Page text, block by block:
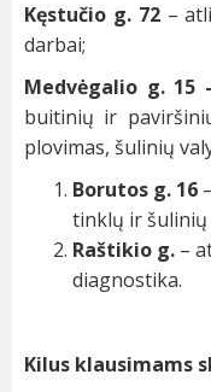
Kęstučio g. 72–
darbai;
Medvėgalio g. 15
buitinių ir
plovimas, šulinių
Borutos g. 16
tinklų ir šulinių
Raštikio g. –
diagnostika.
Kilus klausimams